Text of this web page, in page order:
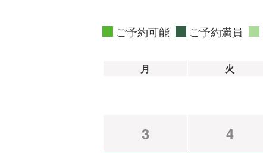
ご予約可能 ご予約満員
月 火
3
4